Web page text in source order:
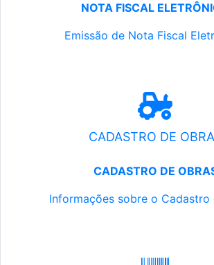
NOTA FISCAL
Emissão de Nota Fiscal
CADASTRO DE
CADASTRO DE
Informações sobre o Cadastro